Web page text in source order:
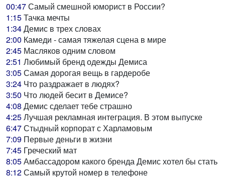
00:47Самый смешной юморист в России?
1:15Тачка мечты
1:34Демис в трех словах
2:00 Камеди - самая тяжелая сцена в мире
2:45 Масляков одним словом
2:51 Любимый бренд одежды Демиса
3:05Самая дорогая вещь в гардеробе
3:24 Что раздражает в людях?
3:50 Что людей бесит в Демисе?
4:08 Демис сделает тебе страшно
4:25Лучшая рекламная интеграция. В этом выпуске
6:47Стыдный корпорат с Харламовым
7:09 Первые деньги в жизни
7:45 Греческий мат
8:05Амбассадором какого бренда Демис хотел бы стать
8:12Самый крутой номер в телефоне